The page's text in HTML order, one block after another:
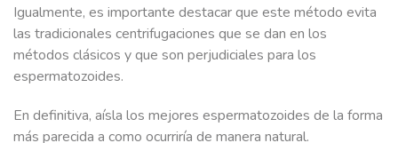
Igualmente, es importante destacar que este método evita
las tradicionales centrifugaciones que se dan en los
métodos clásicos y que son perjudiciales para los
espermatozoides.
En definitiva, aísla los mejores espermatozoides de la forma
más parecida a como ocurriría de manera natural.